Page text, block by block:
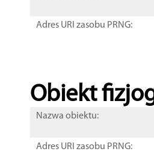
Adres URI zasobu PRNG:
Obiekt
Nazwa obiektu:
Adres URI zasobu PRNG: